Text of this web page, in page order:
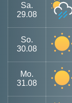
Sa.
29.08
So.
30.08
Mo.
31.08